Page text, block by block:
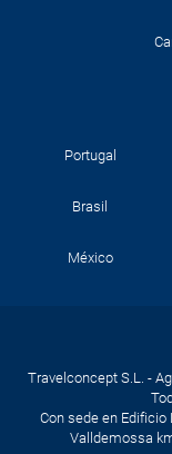
Portugal
Brasil
México
Travelconcept S.L. -
Con sede en Edificio
Valldemossa